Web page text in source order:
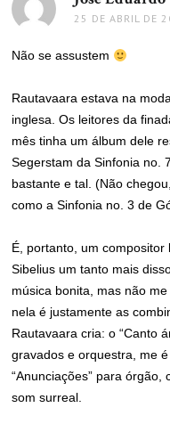
25 DE ABRIL DE
Não se assustem
Rautavaara estava na
inglesa. Os leitores da
mês tinha um álbum dele
Segerstam da Sinfonia no.
bastante e tal. (Não
como a Sinfonia no. 3 de
É, portanto, um
Sibelius um tanto mais
música bonita, mas não
nela é justamente as
Rautavaara cria: o “Canto
gravados e orquestra, me
“Anunciações” para
som surreal.